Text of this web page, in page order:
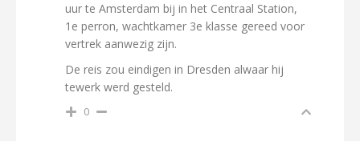
uur te Amsterdam bij in het Centraal Station,
1e perron, wachtkamer 3e klasse gereed voor
vertrek aanwezig zijn.
De reis zou eindigen in Dresden alwaar hij
tewerk werd gesteld.
0